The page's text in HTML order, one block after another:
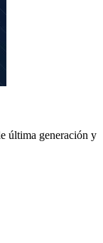
última generación y